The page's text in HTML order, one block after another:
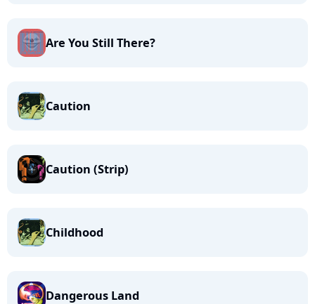
Are You Still There?
Caution
Caution (Strip)
Childhood
Dangerous Land